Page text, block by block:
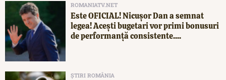
ROMANIATV.NET
Este OFICIAL! Nicușor Dan a semnat
legea! Acești bugetari vor primi bonusuri
de performanță consistente....
ȘTIRI ROMÂNIA